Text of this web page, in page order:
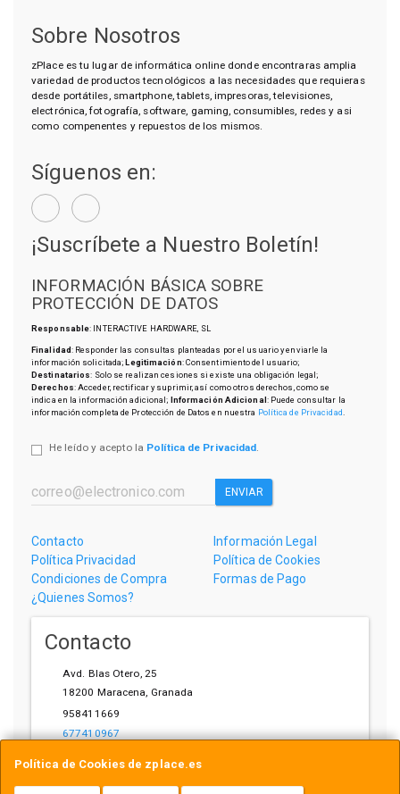
Política de Cookies de zplace.es
Sobre Nosotros
zPlace es tu lugar de informática online donde encontraras amplia
variedad de productos tecnológicos a las necesidades que requieras
desde portátiles, smartphone, tablets, impresoras, televisiones,
electrónica, fotografía, software, gaming, consumibles, redes y asi
como compenentes y repuestos de los mismos.
Síguenos en:
¡Suscríbete a Nuestro Boletín!
INFORMACIÓN BÁSICA SOBRE
PROTECCIÓN DE DATOS
Responsable: INTERACTIVE HARDWARE, SL
Finalidad: Responder las consultas planteadas por el usuario y enviarle la
información solicitada;Legitimación: Consentimiento del usuario;
Destinatarios: Solo se realizan cesiones si existe una obligación legal;
Derechos: Acceder, rectificar y suprimir, así como otros derechos, como se
indica en la información adicional; Información Adicional: Puede consultar la
información completa de Protección de Datos en nuestra Política de Privacidad
He leído y acepto la Política de Privacidad.
ENVIAR
Contacto
Información Legal
Política Privacidad
Política de Cookies
Condiciones de Compra
Formas de Pago
¿Quienes Somos?
Contacto
Avd. Blas Otero, 25
18200 Maracena, Granada
958411669
677410967